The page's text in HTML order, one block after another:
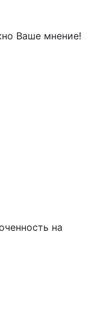
Ваше мнение!
на